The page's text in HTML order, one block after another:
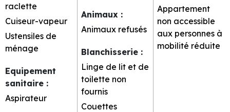
raclette
Cuiseur-vapeur
Ustensiles de
ménage
Equipement
sanitaire :
Aspirateur
Animaux :
Animaux refusés
Blanchisserie :
Linge de lit et de
toilette non
fournis
Couettes
Appartement
non accessible
aux personnes à
mobilité réduite